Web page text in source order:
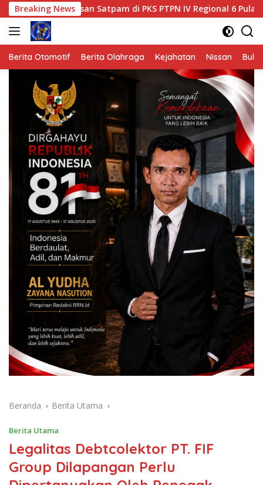
Langsung
ke
konten
Breaking News
Satpam di PKS PTPN IV Regional 6 Pulau Tiga
Berita Otomotif Berita Olahraga Kejahatan Nissan
Beranda Berita Utama
Berita Utama
Legalitas Debtcolektor PT. FIF
Group Dilapangan Perlu